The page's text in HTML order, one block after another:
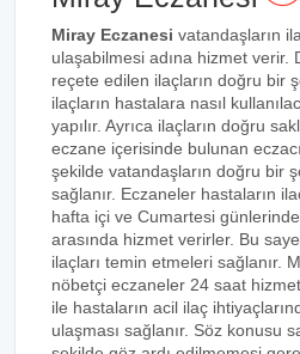
Miray Eczanesi vatandaşların
ulaşabilmesi adına hizmet verir.
reçete edilen ilaçların doğru bir
ilaçların hastalara nasıl
yapılır. Ayrıca ilaçların doğru
eczane içerisinde bulunan
şekilde vatandaşların doğru bir
sağlanır. Eczaneler hastaların
hafta içi ve Cumartesi
arasında hizmet verirler. Bu
ilaçları temin etmeleri sağlanır.
nöbetçi eczaneler 24 saat
ile hastaların acil ilaç
ulaşması sağlanır. Söz konusu